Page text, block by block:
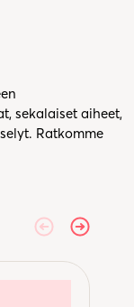
sekalaiset aiheet,
Ratkomme